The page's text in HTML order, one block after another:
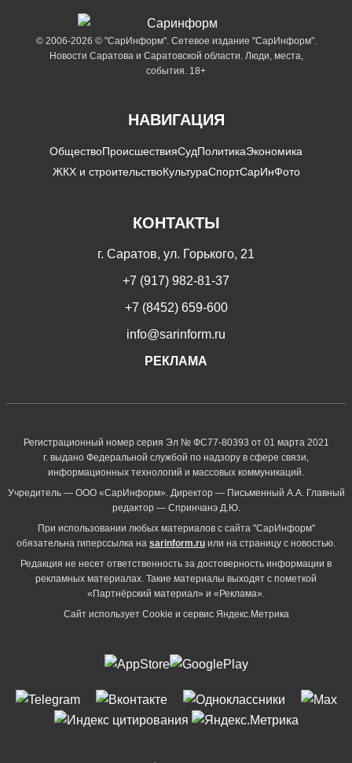
© 2006-2026 © "СарИнформ". Сетевое издание "СарИнформ".
Новости Саратова и Саратовской области. Люди, места,
события. 18+
НАВИГАЦИЯ
ОбществоПроисшествияСудПолитикаЭкономика
ЖКХ и строительствоКультураСпортСарИнФото
КОНТАКТЫ
г. Саратов, ул. Горького, 21
+7 (917) 982-81-37
+7 (8452) 659-600
info@sarinform.ru
РЕКЛАМА
Регистрационный номер серия Эл № ФС77-80393 от 01 марта 2021
г. выдано Федеральной службой по надзору в сфере связи,
информационных технологий и массовых коммуникаций.
Учредитель — ООО «СарИнформ». Директор — Письменный А.А. Главный
редактор — Спринчанэ Д.Ю.
При использовании любых материалов с сайта "СарИнформ"
обязательна гиперссылка на sarinform.ru или на страницу с новостью.
Редакция не несет ответственность за достоверность информации в
рекламных материалах. Такие материалы выходят с пометкой
«Партнёрский материал» и «Реклама».
Сайт использует Cookie и сервиc Яндекс.Метрика